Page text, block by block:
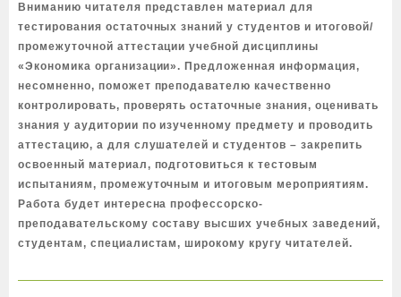
Вниманию читателя представлен материал для
тестирования остаточных знаний у студентов и итоговой/
промежуточной аттестации учебной дисциплины
«Экономика организации». Предложенная информация,
несомненно, поможет преподавателю качественно
контролировать, проверять остаточные знания, оценивать
знания у аудитории по изученному предмету и проводить
аттестацию, а для слушателей и студентов – закрепить
освоенный материал, подготовиться к тестовым
испытаниям, промежуточным и итоговым мероприятиям.
Работа будет интересна профессорско-
преподавательскому составу высших учебных заведений,
студентам, специалистам, широкому кругу читателей.